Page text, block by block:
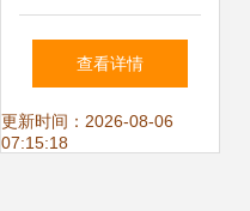
医院建设的破晓与
标准之路
查看详情
更新时间：2026-08-06
07:15:18